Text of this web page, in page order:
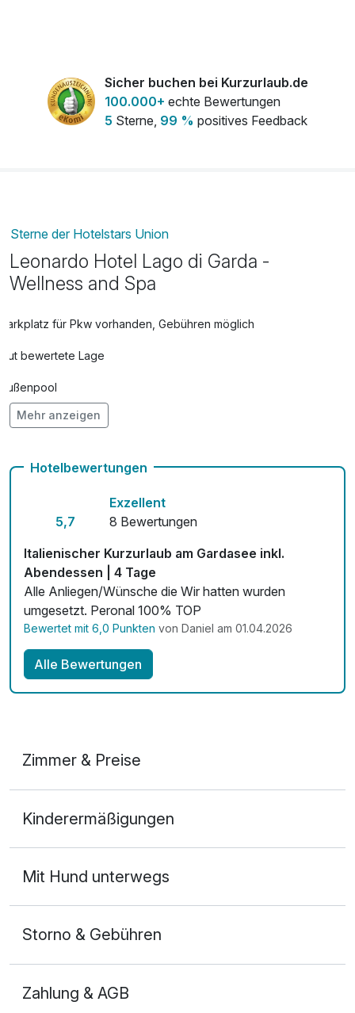
Sicher buchen bei Kurzurlaub.de
100.000+ echte Bewertungen
5 Sterne, 99 % positives Feedback
Sterne der Hotelstars Union
Leonardo Hotel Lago di Garda -
Wellness and Spa
Parkplatz für Pkw vorhanden, Gebühren möglich
Gut bewertete Lage
Außenpool
Hunde im Hotel erlaubt für 15,00 € pro Stück / Tag
Kostenloses W-LAN
Mit Hotelbar
Mehr anzeigen
Hotelbewertungen
5,7
Exzellent
8 Bewertungen
Italienischer Kurzurlaub am Gardasee inkl.
Abendessen | 4 Tage
Alle Anliegen/Wünsche die Wir hatten wurden
umgesetzt. Peronal 100% TOP
Bewertet mit 6,0 Punkten von Daniel am 01.04.2026
Alle Bewertungen
Zimmer & Preise
2 Erwachsene
Für 5 Tage 248,00 €
Kinderermäßigungen
Mit Hund unterwegs
Storno & Gebühren
Zahlung & AGB